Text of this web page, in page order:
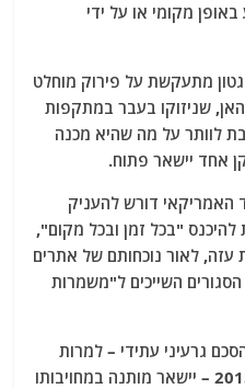
מקומי או על ידי
מתעקשת על פירוק מוחלט
שניזוקו בעבר במתקפות
לוותר על מה שהיא מכנה
אחד יישאר פתוח.
האמריקאי דורש להעניק
"בכל זמן ובכל מקום",
לאור נוכחותם של אתרים
השייכים ל"משמרות
גרעיני עתידי – למרות
עליונותו הטכנית על פני הסכם 2015 – יישאר מותנה במחויבותו